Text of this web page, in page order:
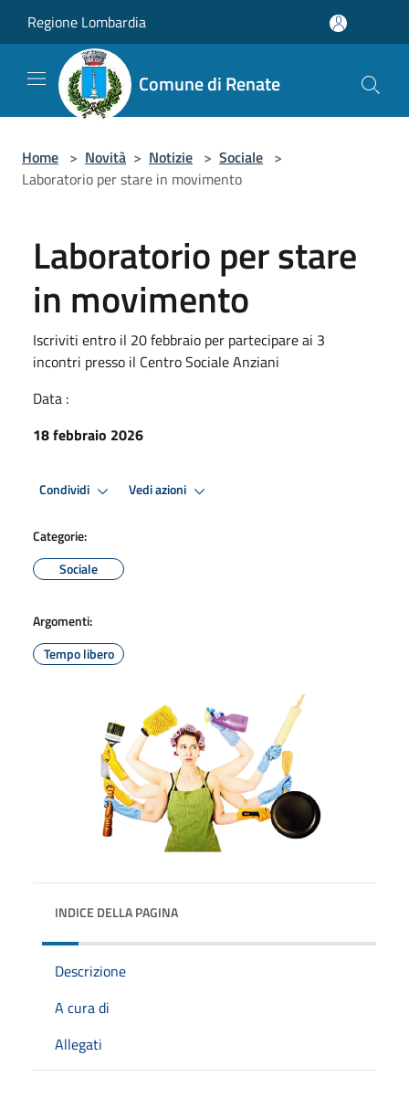
Regione Lombardia
Comune di Renate
Home > Novità > Notizie > Sociale >
Laboratorio per stare in movimento
Laboratorio per stare
in movimento
Iscriviti entro il 20 febbraio per partecipare ai 3
incontri presso il Centro Sociale Anziani
Data :
18 febbraio 2026
Condividi Vedi azioni
Categorie:
Sociale
Argomenti:
Tempo libero
INDICE DELLA PAGINA
Descrizione
A cura di
Allegati